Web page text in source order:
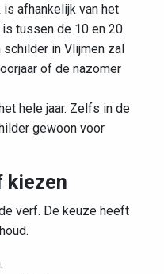
is afhankelijk van het
tussen de 10 en 20
schilder in Vlijmen zal
of de nazomer
hele jaar. Zelfs in de
gewoon voor
kiezen
verf. De keuze heeft